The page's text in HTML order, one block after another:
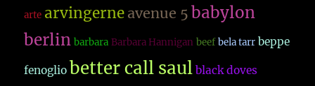
arte arvingerne avenue 5 babylon
berlin barbara Barbara Hannigan beef bela tarr beppe
fenoglio better call saul black doves